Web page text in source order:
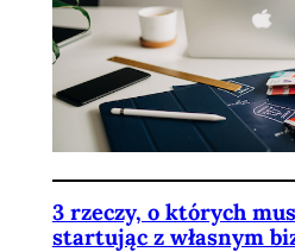
3 rzeczy, o których
startując z własnym